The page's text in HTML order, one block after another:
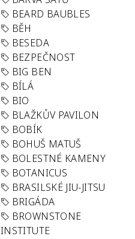
BEARD BAUBLES
BĚH
BESEDA
BEZPEČNOST
BIG BEN
BÍLÁ
BIO
BLAŽKŮV PAVILON
BOBÍK
BOHUŠ MATUŠ
BOLESTNÉ KAMENY
BOTANICUS
BRASILSKÉ JIU-JITSU
BRIGÁDA
BROWNSTONE
INSTITUTE